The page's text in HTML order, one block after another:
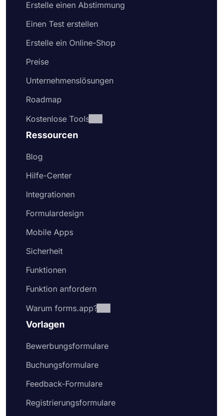
entgegenzunehmen
Erstelle einen Abstimmung
Einen Test erstellen
Erstelle ein Online-Shop
Preise
Unternehmenslösungen
Roadmap
Kostenlose Tools
Ressourcen
Blog
Hilfe-Center
Integrationen
Formulardesign
Mobile Apps
Sicherheit
Funktionen
Funktion anfordern
Warum forms.app?
Vorlagen
Bewerbungsformulare
Buchungsformulare
Feedback-Formulare
Registrierungsformulare